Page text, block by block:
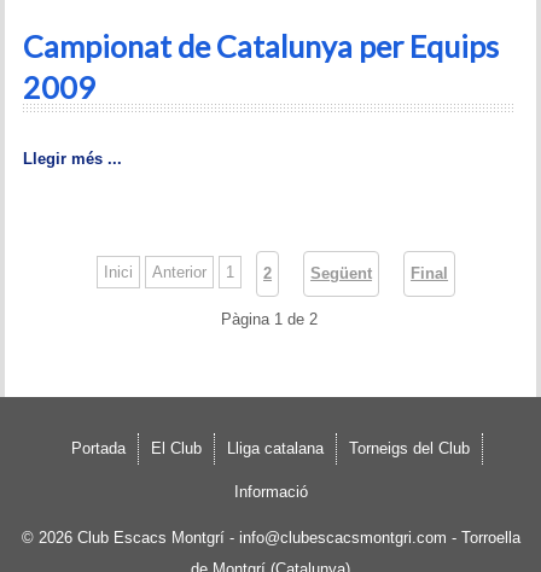
Campionat de Catalunya per Equips
2009
Llegir més ...
Inici Anterior 1 2 Següent Final
Pàgina 1 de 2
Portada El Club Lliga catalana Torneigs del Club
Informació
© 2026 Club Escacs Montgrí- info@clubescacsmontgri.com - Torroella
de Montgrí (Catalunya)